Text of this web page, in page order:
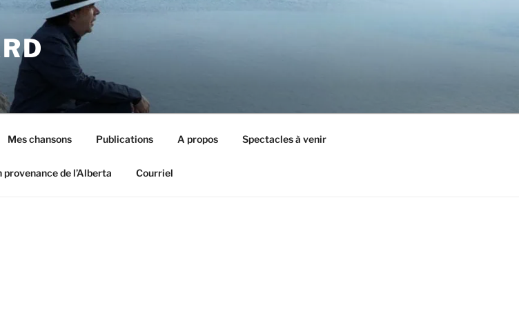
Mes chansons Publications A propos Spectacles à venir
de l’Alberta Courriel